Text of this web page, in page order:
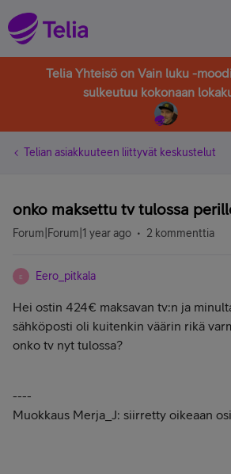
Telia Yhteisö on Vain luku -
sulkeutuu kokonaan
Telian asiakkuuteen liittyvät keskustelut
onko maksettu tv tulossa
Forum|Forum|1 year ago 2 kommenttia
E Eero_pitkala
Hei ostin 424€ maksavan tv:n ja
sähköposti oli kuitenkin väärin rikä
onko tv nyt tulossa?
----
Muokkaus Merja_J: siirretty oikeaan